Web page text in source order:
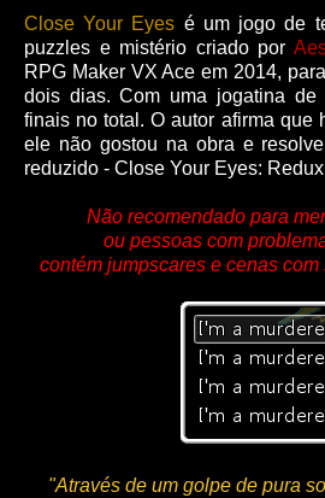
Close Your Eyes é um jogo de
puzzles e mistério criado por
RPG Maker VX Ace em 2014,
dois dias. Com uma jogatina
finais no total. O autor afirma que
ele não gostou na obra e
reduzido - Close Your Eyes:
Não recomendado para
ou pessoas com
contém jumpscares e cenas
"Através de um golpe de pura